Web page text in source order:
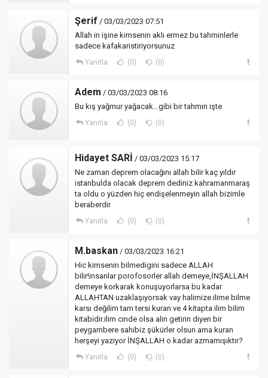
Şerif / 03/03/2023 07:51
Allah in işine kimsenin aklı ermez bu tahminlerle
sadece kafakaristiriyorsunuz
Yanıtla (0) (0)
Adem / 03/03/2023 08:16
Bu kış yağmur yağacak...gibi bir tahmin işte
Yanıtla (0) (0)
Hidayet SARİ / 03/03/2023 15:17
Ne zaman deprem olacağını allah bilir kaç yıldır
istanbulda olacak deprem dediniz kahramanmaraş
ta oldu o yüzden hiç endişelenmeyin allah bizimle
beraberdir
Yanıtla (0) (0)
M.baskan / 03/03/2023 16:21
Hic kimsenin bilmedigini sadece ALLAH
bilir!insanlar porofosorler allah demeye,İNŞALLAH
demeye korkarak konuşuyorlarsa bu kadar
ALLAHTAN uzaklaşıyorsak vay halimize.ilime bilme
karsı değilim tam tersi kuran ve 4 kitapta ilim bilim
kitabidir.ilim cinde olsa alin getirin diyen bir
peygambere sahibiz şükürler olsun.ama kuran
herşeyi yaziyor İNŞALLAH o kadar azmamışıktır?
Yanıtla (0) (0)